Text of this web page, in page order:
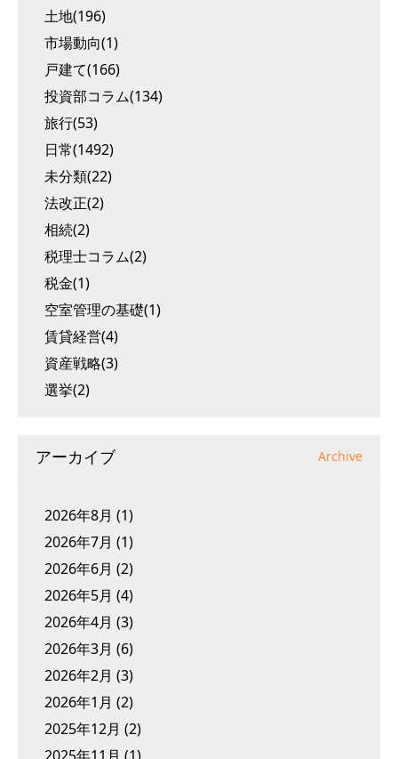
土地(196)
市場動向(1)
戸建て(166)
投資部コラム(134)
旅行(53)
日常(1492)
未分類(22)
法改正(2)
相続(2)
税理士コラム(2)
税金(1)
空室管理の基礎(1)
賃貸経営(4)
資産戦略(3)
選挙(2)
アーカイブ Archive
2026年8月 (1)
2026年7月 (1)
2026年6月 (2)
2026年5月 (4)
2026年4月 (3)
2026年3月 (6)
2026年2月 (3)
2026年1月 (2)
2025年12月 (2)